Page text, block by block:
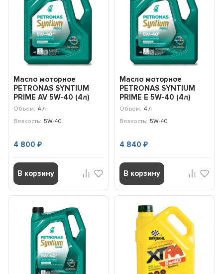
Масло моторное
PETRONAS SYNTIUM
PRIME AV 5W-40 (4л)
71242K1YEU
Объем: 4 л
Вязкость: 5W-40
4 800₽
В корзину
Масло моторное
PETRONAS SYNTIUM
PRIME E 5W-40 (4л)
71243K1YEU
Объем: 4 л
Вязкость: 5W-40
4 840 ₽
В корзину